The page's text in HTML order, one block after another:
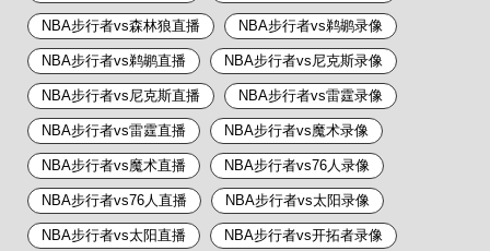
NBA步行者vs森林狼直播 NBA步行者vs鹈鹕录像
NBA步行者vs鹈鹕直播 NBA步行者vs尼克斯录像
NBA步行者vs尼克斯直播 NBA步行者vs雷霆录像
NBA步行者vs雷霆直播 NBA步行者vs魔术录像
NBA步行者vs魔术直播 NBA步行者vs76人录像
NBA步行者vs76人直播 NBA步行者vs太阳录像
NBA步行者vs太阳直播 NBA步行者vs开拓者录像